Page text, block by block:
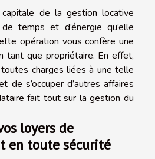
capitale de la gestion locative
de temps et d’énergie qu’elle
opération vous confère une
tant que propriétaire. En effet,
charges liées à une telle
de s’occuper d’autres affaires
fait tout sur la gestion du
loyers de
en toute sécurité